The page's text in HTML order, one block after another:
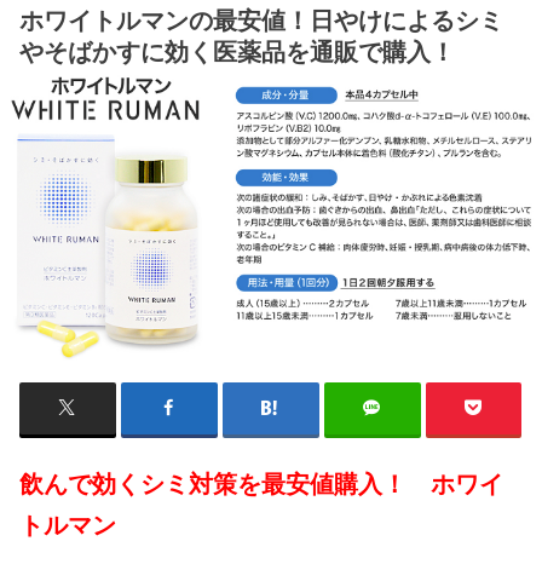
ホワイトルマンの最安値！日やけによるシミ
やそばかすに効く医薬品を通販で購入！
飲んで効くシミ対策を最安値購入！ ホワイ
トルマン